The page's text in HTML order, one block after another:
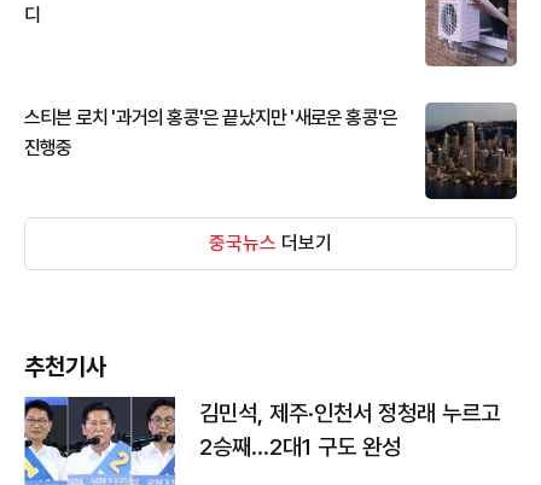
디
스티븐 로치 '과거의 홍콩'은 끝났지만 '새로운 홍콩'은
진행중
중국뉴스 더보기
추천기사
김민석, 제주·인천서 정청래 누르고
2승째…2대1 구도 완성